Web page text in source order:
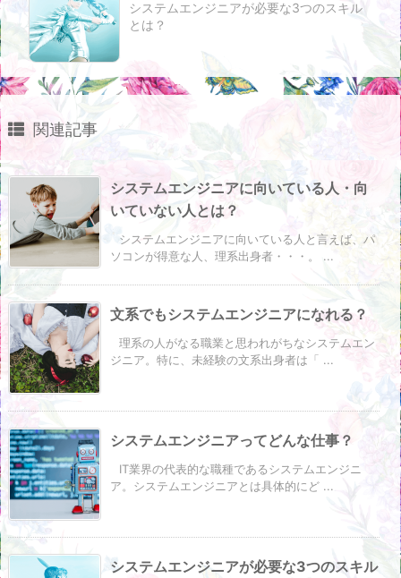
システムエンジニアが必要な3つのスキル
とは？
関連記事
システムエンジニアに向いている人・向
いていない人とは？
システムエンジニアに向いている人と言えば、パ
ソコンが得意な人、理系出身者・・・。 ...
文系でもシステムエンジニアになれる？
理系の人がなる職業と思われがちなシステムエン
ジニア。特に、未経験の文系出身者は「 ...
システムエンジニアってどんな仕事？
IT業界の代表的な職種であるシステムエンジニ
ア。システムエンジニアとは具体的にど ...
システムエンジニアが必要な3つのスキル